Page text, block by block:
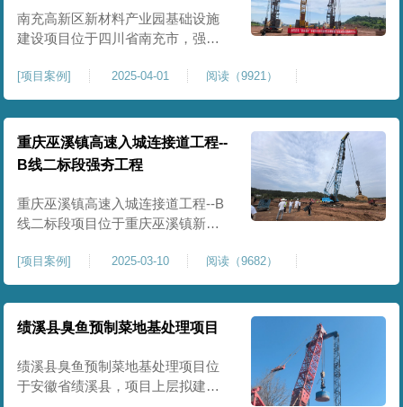
25000㎡，施工完成后场地上部将新
南充高新区新材料产业园基础设施
建设项目位于四川省南充市，强夯
软弱土、回填土等复杂地质，采用
强夯地基加固，深层加固地基、提
升承载力、严控工后沉降，为厂
房、道路及配套设施筑牢基础。本
项目施工作业面积大，我司将整个
场地施工区域合理划分为若干个区
段，分区分段施工，投入强夯设备3
[项目案例] 2025-04-01 阅读（9921）
重庆巫溪镇高速入城连接道工程--
B线二标段强夯工程
重庆巫溪镇高速入城连接道工程--B
线二标段项目位于重庆巫溪镇新建
形成，回填完成，强夯施工一次，
极大考验我司与土方单位交叉施工
能力。每标段强夯施工完成，现场
工程师组织三方验收一次，确认工
施工质量，确保工程整体质量。在
施工过程中我司严格按照设计规范
[项目案例] 2025-03-10 阅读（9682）
绩溪县臭鱼预制菜地基处理项目
绩溪县臭鱼预制菜地基处理项目位
于安徽省绩溪县，项目上层拟建生